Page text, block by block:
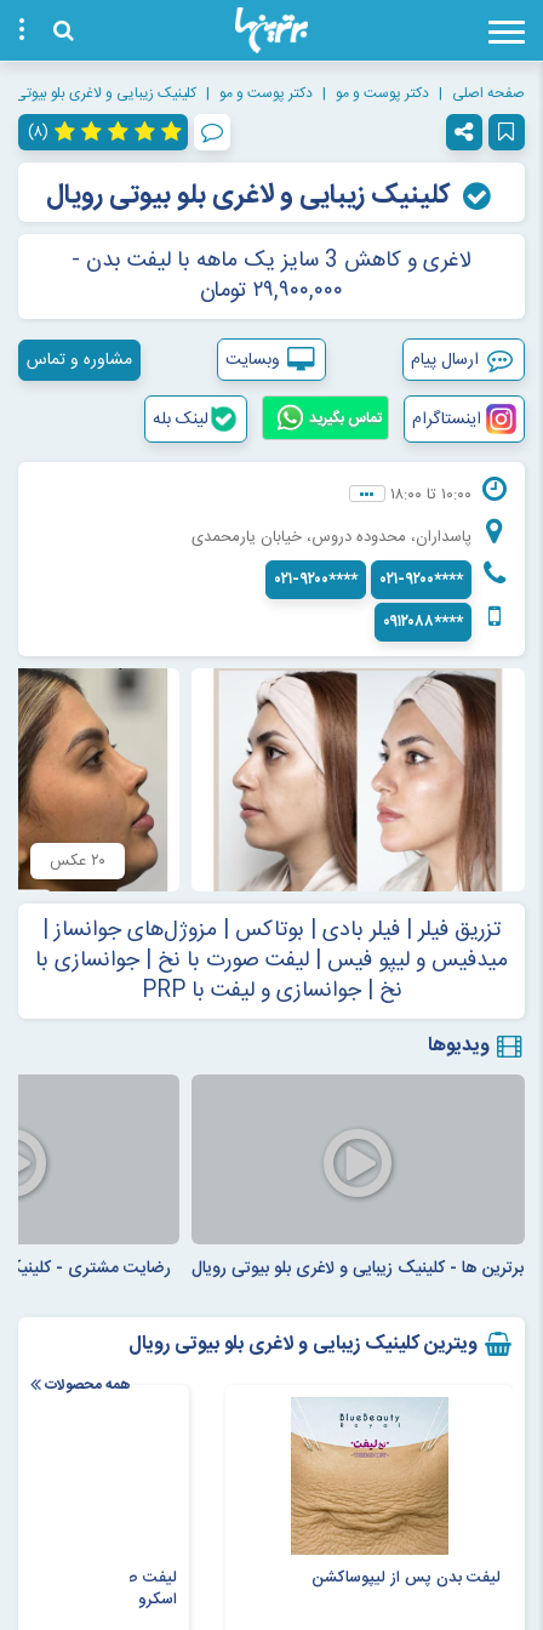
صفحه اصلی دکتر پوست و مو دکتر پوست و مو کلینیک زیبایی و لاغری بلو بیوتی
(۸)
کلینیک زیبایی و لاغری بلو بیوتی رویال
لاغری و کاهش 3 سایز یک ماهه با لیفت بدن -
۲۹,۹۰۰,۰۰۰ تومان
ارسال پیام وبسایت مشاوره و تماس
اینستاگرام تماس بگیرید لینک بله
۱۰:۰۰ تا ۱۸:۰۰
پاسداران، محدوده دروس، خیابان یارمحمدی
۰۲۱-۹۲۰۰****
۰۲۱-۹۲۰۰****
۰۹۱۲۰۸۸****
۲۰ عکس
تزریق فیلر | فیلر بادی | بوتاکس | مزوژل‌های جوانساز |
میدفیس و لیپو فیس | لیفت صورت با نخ | جوانسازی با
نخ | جوانسازی و لیفت با PRP
ویدیوها
برترین ها - کلینیک زیبایی و لاغری بلو بیوتی رویال رضایت مشتری - کلینیک
ویترین کلینیک زیبایی و لاغری بلو بیوتی رویال
همه محصولات
لیفت بدن پس از لیپوساکشن
اسکرو